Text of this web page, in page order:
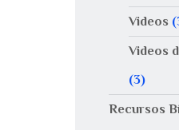
Videos
Videos
(3)
Recursos